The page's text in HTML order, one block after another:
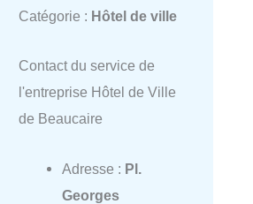
Catégorie : Hôtel de ville
Contact du service de
l'entreprise Hôtel de Ville
de Beaucaire
Adresse : Pl.
Georges